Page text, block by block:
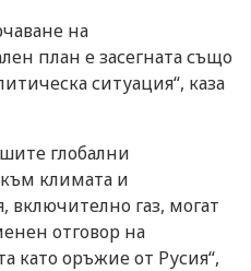
на
план е засегната също
ситуация“, каза
глобални
климата и
включително газ, могат
отговор на
като оръжие от Русия“,